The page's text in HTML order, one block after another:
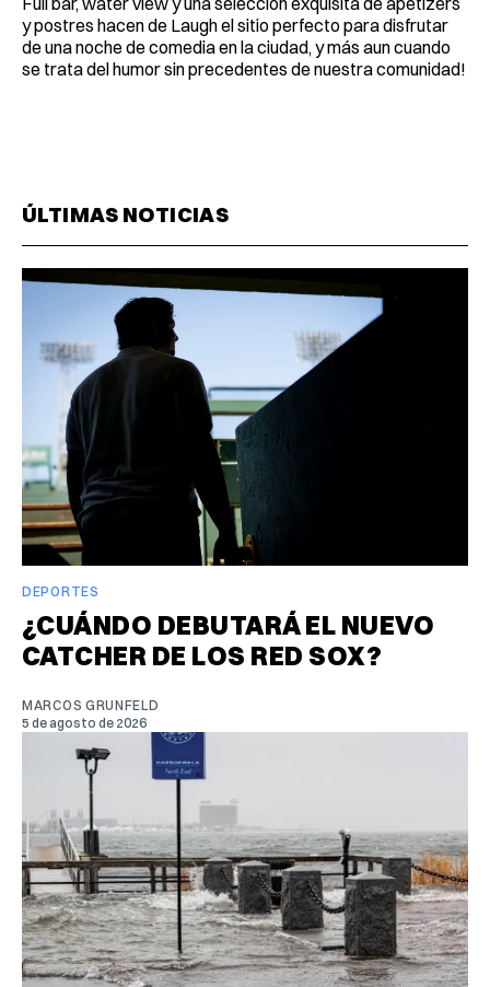
y postres hacen de Laugh el sitio perfecto para disfrutar
de una noche de comedia en la ciudad, y más aun cuando
se trata del humor sin precedentes de nuestra comunidad!
ÚLTIMAS NOTICIAS
DEPORTES
¿CUÁNDO DEBUTARÁ EL NUEVO
CATCHER DE LOS RED SOX?
MARCOS GRUNFELD
5 de agosto de 2026